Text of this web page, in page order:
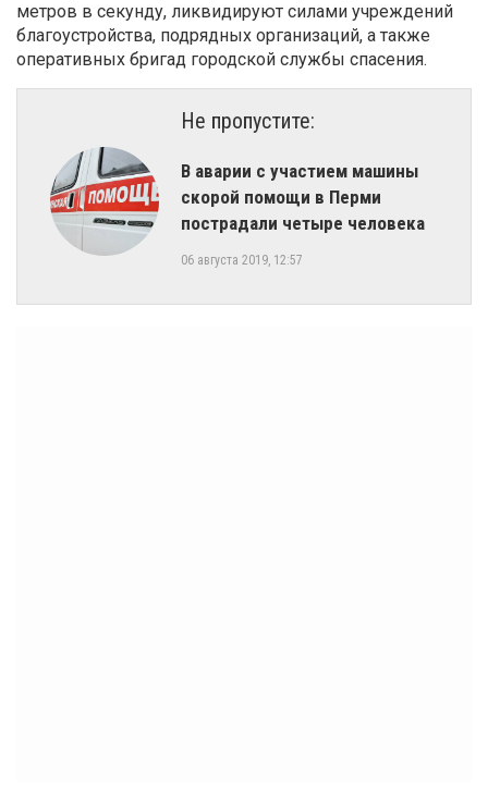
метров в секунду, ликвидируют силами учреждений
благоустройства, подрядных организаций, а также
оперативных бригад городской службы спасения.
Не пропустите:
В аварии с участием машины
скорой помощи в Перми
пострадали четыре человека
06 августа 2019, 12:57